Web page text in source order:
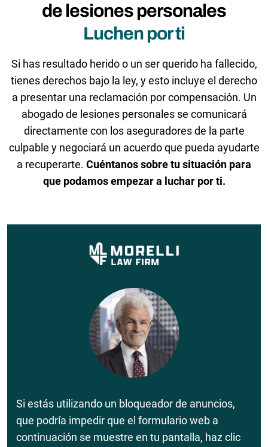
de lesiones personales
Luchen por ti
Si has resultado herido o un ser querido ha fallecido,
tienes derechos bajo la ley, y esto incluye el derecho
a presentar una reclamación por compensación. Un
abogado de lesiones personales se comunicará
directamente con los aseguradores de la parte
culpable y negociará un acuerdo que pueda ayudarte
a recuperarte. Cuéntanos sobre tu situación para
que podamos empezar a luchar por ti.
Si estás utilizando un bloqueador de anuncios,
que podría impedir que el formulario web a
continuación se muestre en tu pantalla, haz clic